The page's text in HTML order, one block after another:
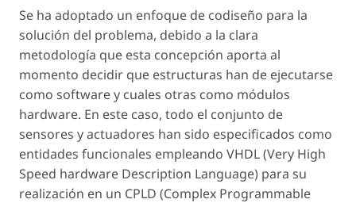
Se ha adoptado un enfoque de codiseño para la
solución del problema, debido a la clara
metodología que esta concepción aporta al
momento decidir que estructuras han de ejecutarse
como software y cuales otras como módulos
hardware. En este caso, todo el conjunto de
sensores y actuadores han sido especificados como
entidades funcionales empleando VHDL (Very High
Speed hardware Description Language) para su
realización en un CPLD (Complex Programmable